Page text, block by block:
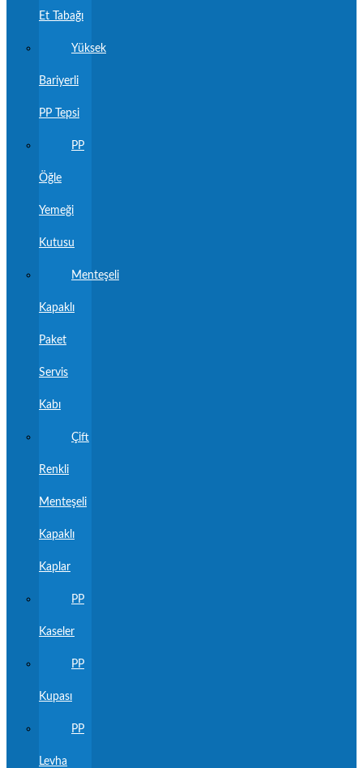
Et Tabağı
Yüksek
Bariyerli
PP Tepsi
PP
Öğle
Yemeği
Kutusu
Menteşeli
Kapaklı
Paket
Servis
Kabı
Çift
Renkli
Menteşeli
Kapaklı
Kaplar
PP
Kaseler
PP
Kupası
PP
Levha